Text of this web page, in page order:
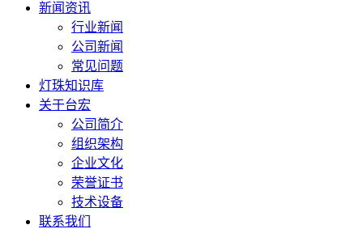
新闻资讯
行业新闻
公司新闻
常见问题
灯珠知识库
关于台宏
公司简介
组织架构
企业文化
荣誉证书
技术设备
联系我们